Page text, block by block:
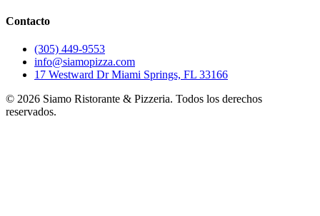
Contacto
(305) 449-9553
info@siamopizza.com
17 Westward Dr Miami Springs, FL 33166
© 2026 Siamo Ristorante & Pizzeria. Todos los derechos
reservados.